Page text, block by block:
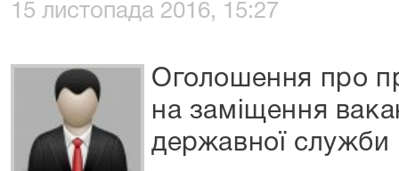
15 листопада 2016, 15:27
Оголошення про
на заміщення
державної служби